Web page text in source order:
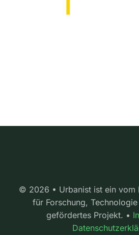
© 2026 • Urbanist ist ein vom
für Forschung,
gefördertes Projekt. •